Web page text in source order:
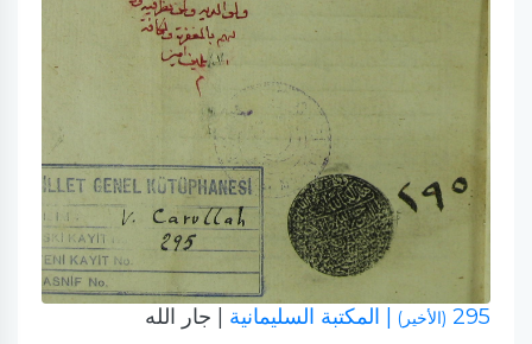
295 (الأخير) | المكتبة السليمانية | جار الله